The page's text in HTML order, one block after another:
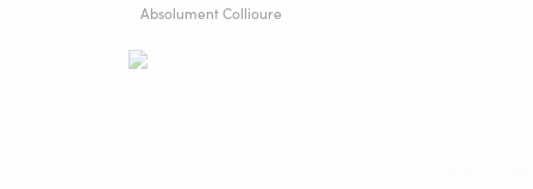
Absolument Collioure